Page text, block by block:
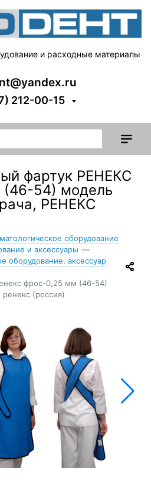
и расходные материалы
212-00-15
фартук РЕНЕКС
54) модель
РЕНЕКС
оборудование
и аксессуары —
оборудование, аксессуар
фрос-0,25 мм (46-54)
ренекс (россия)